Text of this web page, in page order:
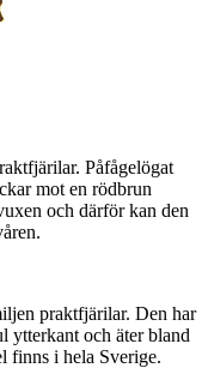
Påfågelögat
mot en rödbrun
och därför kan den
praktfjärilar. Den har
ytterkant och äter bland
finns i hela Sverige.